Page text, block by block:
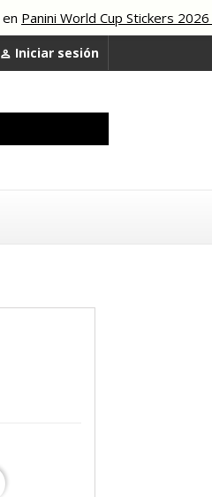
Panini World Cup Stickers 2026
 Iniciar sesión